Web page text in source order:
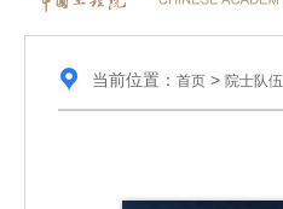
当前位置： 首页> 院士队伍